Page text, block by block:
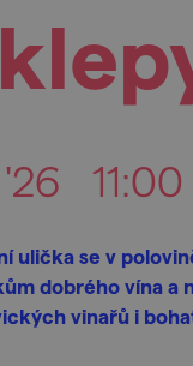
ulička se v
dobrého vína a
vinařů i